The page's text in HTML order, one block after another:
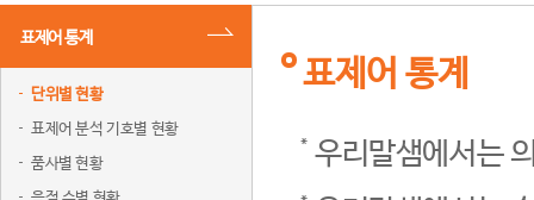
표제어 통계
단위별 현황
표제어 분석 기호별 현황
품사별 현황
표제어 통계
우리말샘에서는